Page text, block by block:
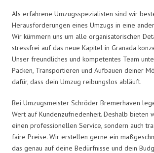
Als erfahrene Umzugsspezialisten sind wir
Herausforderungen eines Umzugs in eine
Wir kümmern uns um alle organisatorischen
stressfrei auf das neue Kapitel in Granada
Unser freundliches und kompetentes Team
Packen, Transportieren und Aufbauen deiner
dafür, dass dein Umzug reibungslos abläuft.
Bei Umzugsmeister Schröder Bremerhaven
Wert auf Kundenzufriedenheit. Deshalb bieten
einen professionellen Service, sondern auch
faire Preise. Wir erstellen gerne ein
das genau auf deine Bedürfnisse und dein